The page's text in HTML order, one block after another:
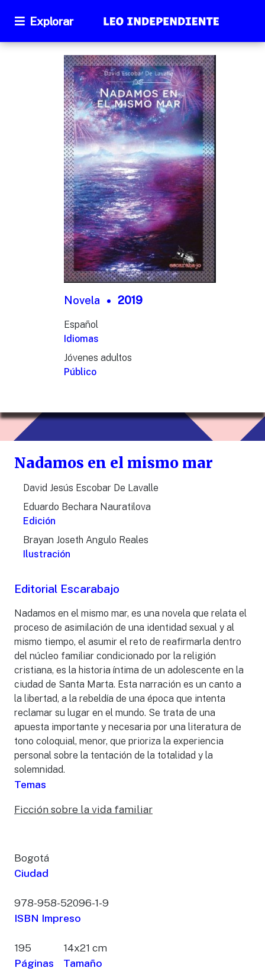
Explorar
Novela 2019
Español
Idiomas
Jóvenes adultos
Público
Nadamos en el mismo mar
David Jesús Escobar De Lavalle
Eduardo Bechara Nauratilova
Edición
Brayan Joseth Angulo Reales
Ilustración
Editorial Escarabajo
Nadamos en el mismo mar, es una novela que relata el
proceso de asimilación de una identidad sexual y al
mismo tiempo, el asumir el reto de reafirmarla dentro
del núcleo familiar condicionado por la religión
cristiana, es la historia íntima de un adolescente en la
ciudad de Santa Marta. Esta narración es un canto a
la libertad, a la rebeldía de una época que intenta
reclamar su lugar en el mundo. Se trata de una
apuesta importante y necesaria por una literatura de
tono coloquial, menor, que prioriza la experiencia
personal sobre la tentación de la totalidad y la
solemnidad.
Temas
Ficción sobre la vida familiar
Bogotá
Ciudad
978-958-52096-1-9
ISBN Impreso
195
Páginas
14x21 cm
Tamaño